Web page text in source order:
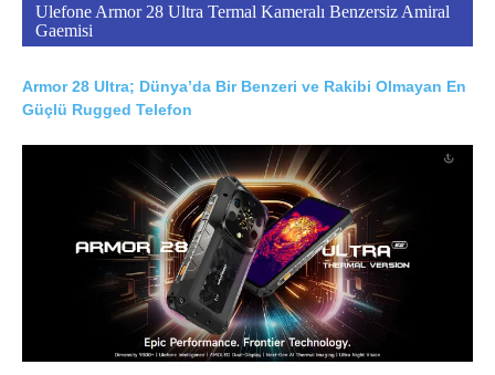
Ulefone Armor 28 Ultra Termal Kameralı Benzersiz Amiral
Gaemisi
Armor 28 Ultra; Dünya’da Bir Benzeri ve Rakibi Olmayan En
Güçlü Rugged Telefon